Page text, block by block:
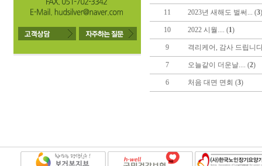
11 2023년 새해도 벌써... (3
10 2022 시월.... (1)
9 격리케어, 감사 드립니
7 오늘같이 더운날.... (2)
6 처음 대면 면회 (3)